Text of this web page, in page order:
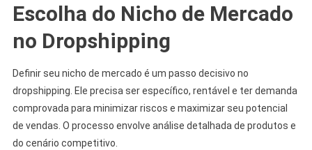
Escolha do Nicho de Mercado
no Dropshipping
Definir seu nicho de mercado é um passo decisivo no
dropshipping. Ele precisa ser específico, rentável e ter demanda
comprovada para minimizar riscos e maximizar seu potencial
de vendas. O processo envolve análise detalhada de produtos e
do cenário competitivo.